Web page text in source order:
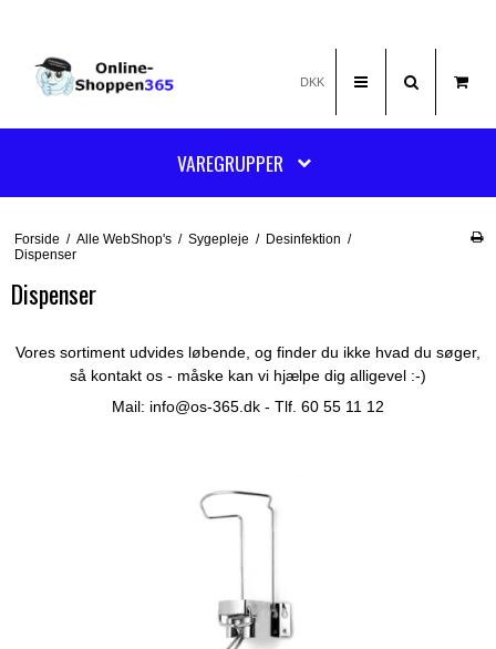
DKK
VAREGRUPPER
Forside / Alle WebShop's / Sygepleje / Desinfektion /
Dispenser
Dispenser
Vores sortiment udvides løbende, og finder du ikke hvad du søger,
så kontakt os - måske kan vi hjælpe dig alligevel :-)
Mail: info@os-365.dk - Tlf. 60 55 11 12